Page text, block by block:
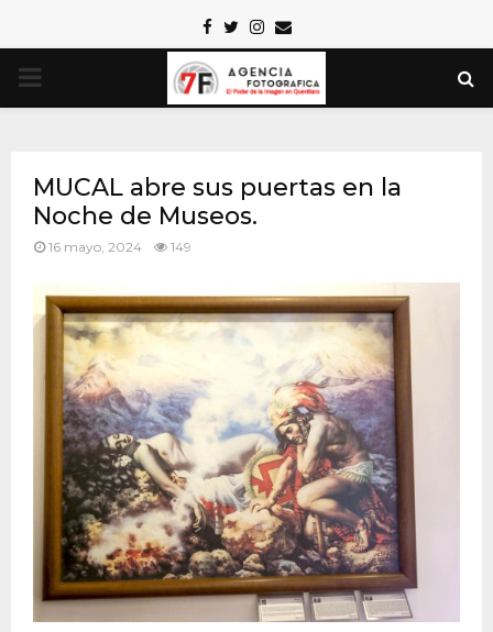
Facebook
TwitterInstagram
Email
PRIMARY
MUCAL abre sus puertas en la
Noche de Museos.
16 mayo, 2024 149